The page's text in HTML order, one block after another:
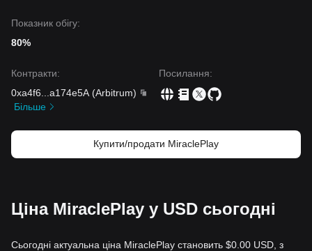
Показник обігу:
80%
Контракти:
0xa4f6
a174e5A (Arbitrum)
Більше
Посилання:
Купити/продати MiraclePlay
Ціна MiraclePlay у USD сьогодні
Сьогодні актуальна ціна MiraclePlay становить $0.00 USD, з